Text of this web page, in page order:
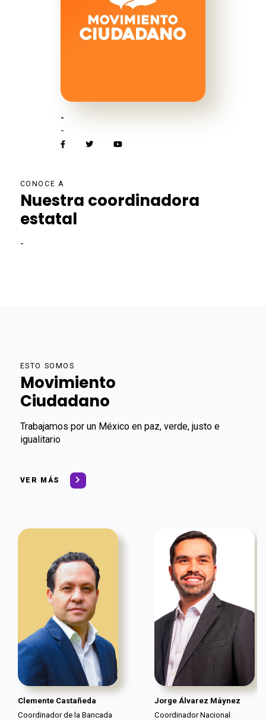
-
-
CONOCE A
Nuestra coordinadora
estatal
-
ESTO SOMOS
Movimiento
Ciudadano
Trabajamos por un México en paz, verde, justo e
igualitario
VER MÁS
Clemente Castañeda
Coordinador de la Bancada
Jorge Álvarez Máynez
Coordinador Nacional